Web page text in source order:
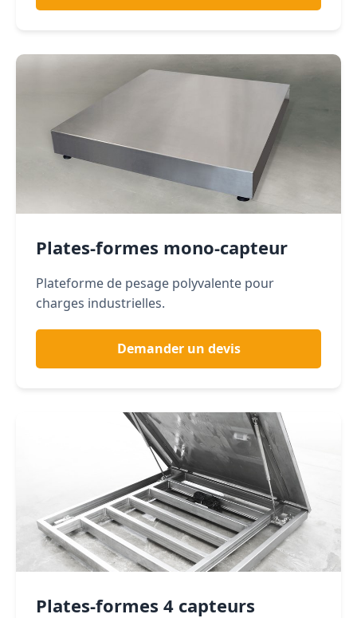
Plates-formes mono-capteur
Plateforme de pesage polyvalente pour
charges industrielles.
Demander un devis
Plates-formes 4 capteurs